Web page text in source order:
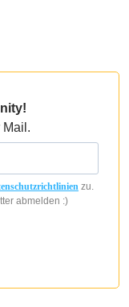
Mail.
zu.
abmelden :)